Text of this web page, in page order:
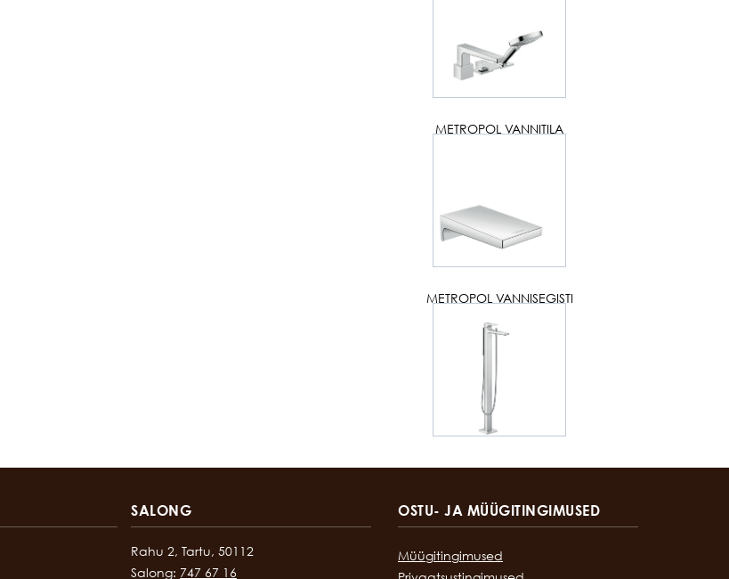
METROPOL VANNITILA
METROPOL VANNISEGISTI
SALONG
Rahu 2, Tartu, 50112
Salong: 747 67 16
OSTU- JA MÜÜGITINGIMUSED
Müügitingimused